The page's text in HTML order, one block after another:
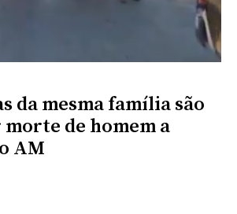
da mesma família são
de homem a
AM